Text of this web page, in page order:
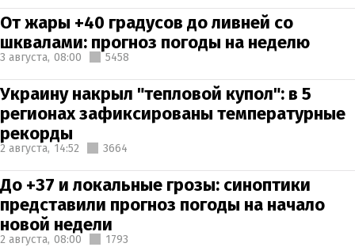
От жары +40 градусов до ливней со
шквалами: прогноз погоды на неделю
3 августа, 08:00 5458
Украину накрыл "тепловой купол": в 5
регионах зафиксированы температурные
рекорды
2 августа, 14:52 3664
До +37 и локальные грозы: синоптики
представили прогноз погоды на начало
новой недели
2 августа, 08:00 1793